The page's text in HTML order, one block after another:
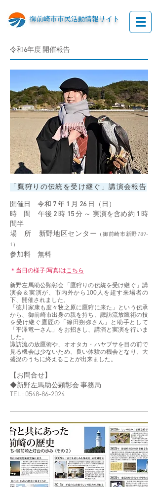
御前崎市市民活動情報サイト
令和6年度 開催報告
「鷹狩りの伝統を受け継ぐ」講演会報告
開催日 令和 7年 1 月 26 日（日）
時 間
午後 2時 15分 ～ 実演を含め約 1 時
間半
場 所
新野地区センター （御前崎市新野789-
1）
参加料 無料
＊ 当日の様子(写真)はこちら
新野左馬助公顕彰会「鷹狩りの伝統を受け継ぐ」講
演会＆実演が、市内外から100人を超す来場者の
下、開催されました。
「徳川家康も度々牧之原に鷹狩に来た」という伝承
から、御前崎市出身の親を持ち、諏訪流放鷹術の技
を受け継ぐ鷹匠の「篠田朔弥さん」と助手として
「平澤竜一さん」をお招きし、講演と実演を行いま
した。
諏訪流の放鷹術や、オオタカ・ハヤブサを目の前で
見る機会は少ないため、良い体験の機会となり、大
盛況のうちに終えることが出来ました。
【お問合せ】
◆新野左馬助公顕彰会 事務局
TEL : 0548-86-2024